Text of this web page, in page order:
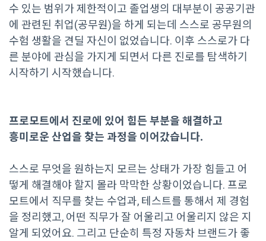
수 있는 범위가 제한적이고 졸업생의 대부분이 공공기관
에 관련된 취업(공무원)을 하게 되는데 스스로 공무원의
수험 생활을 견딜 자신이 없었습니다. 이후 스스로가 다
른 분야에 관심을 가지게 되면서 다른 진로를 탐색하기
시작하기 시작했습니다.
프로모트에서 진로에 있어 힘든 부분을 해결하고
흥미로운 산업을 찾는 과정을 이어갔습니다.
스스로 무엇을 원하는지 모르는 상태가 가장 힘들고 어
떻게 해결해야 할지 몰라 막막한 상황이었습니다. 프로
모트에서 직무를 찾는 수업과, 테스트를 통해서 제 경험
을 정리했고, 어떤 직무가 잘 어울리고 어울리지 않은 지
알게 되었어요. 그리고 단순히 특정 자동차 브랜드가 좋